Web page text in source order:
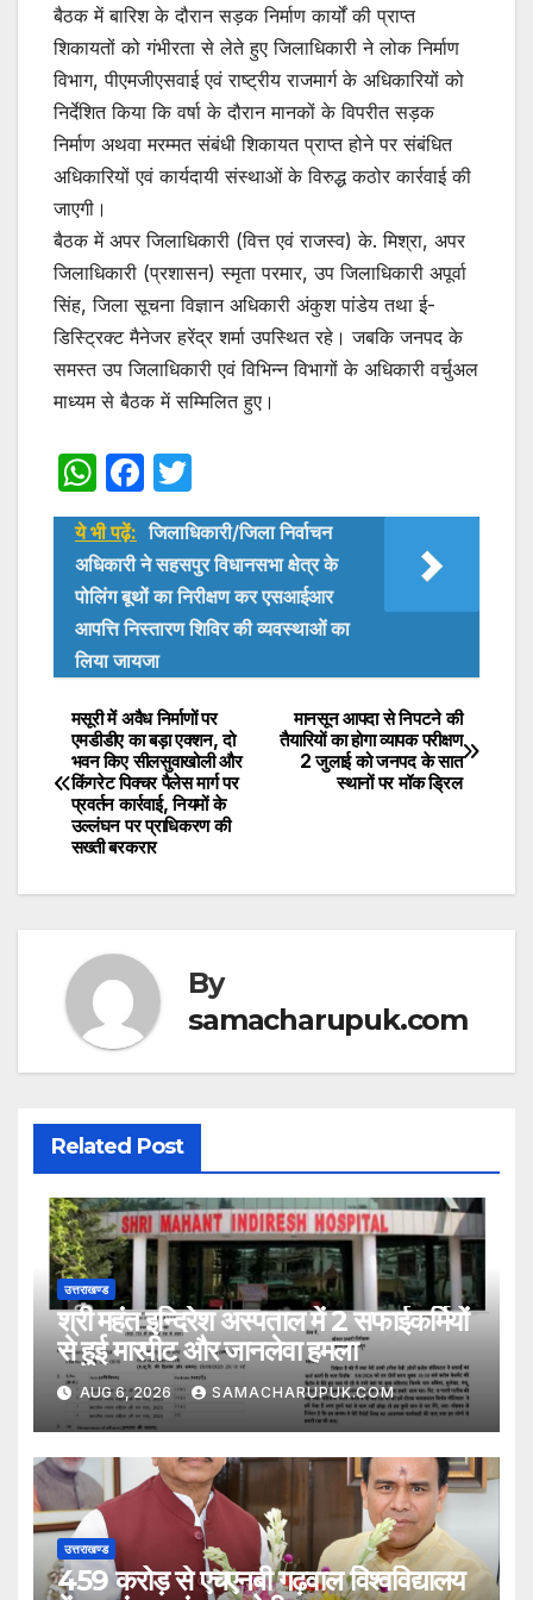
बैठक में बारिश के दौरान सड़क निर्माण कार्यों की प्राप्त
शिकायतों को गंभीरता से लेते हुए जिलाधिकारी ने लोक निर्माण
विभाग, पीएमजीएसवाई एवं राष्ट्रीय राजमार्ग के अधिकारियों को
निर्देशित किया कि वर्षा के दौरान मानकों के विपरीत सड़क
निर्माण अथवा मरम्मत संबंधी शिकायत प्राप्त होने पर संबंधित
अधिकारियों एवं कार्यदायी संस्थाओं के विरुद्ध कठोर कार्रवाई की
जाएगी।
बैठक में अपर जिलाधिकारी (वित्त एवं राजस्व) के. मिश्रा, अपर
जिलाधिकारी (प्रशासन) स्मृता परमार, उप जिलाधिकारी अपूर्वा
सिंह, जिला सूचना विज्ञान अधिकारी अंकुश पांडेय तथा ई-
डिस्ट्रिक्ट मैनेजर हरेंद्र शर्मा उपस्थित रहे। जबकि जनपद के
समस्त उप जिलाधिकारी एवं विभिन्न विभागों के अधिकारी वर्चुअल
माध्यम से बैठक में सम्मिलित हुए।
W
h
at
s
A
p
p
F
a
c
e
b
o
o
k
w
itt
er
ये भी पढ़ें: जिलाधिकारी/जिला निर्वाचन
अधिकारी ने सहसपुर विधानसभा क्षेत्र के
पोलिंग बूथों का निरीक्षण कर एसआईआर
आपत्ति निस्तारण शिविर की व्यवस्थाओं का
लिया जायजा
Post
navigation
मानसून आपदा से निपटने की
तैयारियों का होगा व्यापक परीक्षण
2 जुलाई को जनपद के सात
स्थानों पर मॉक ड्रिल
मसूरी में अवैध निर्माणों पर
एमडीडीए का बड़ा एक्शन, दो
भवन किए सीलसुवाखोली और
किंगरेट पिक्चर पैलेस मार्ग पर
प्रवर्तन कार्रवाई, नियमों के
उल्लंघन पर प्राधिकरण की
सख्ती बरकरार
By
samacharupuk.com
Related Post
उत्तराखण्ड
श्री महंत इन्दिरेश अस्पताल में 2 सफाईकर्मियों
से हुई मारपीट और जानलेवा हमला
AUG 6, 2026 SAMACHARUPUK.COM
उत्तराखण्ड
459 करोड़ से एचएनबी गढ़वाल विश्वविद्यालय